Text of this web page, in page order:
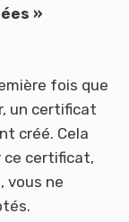
»
fois que
un certificat
créé. Cela
ce certificat,
vous ne